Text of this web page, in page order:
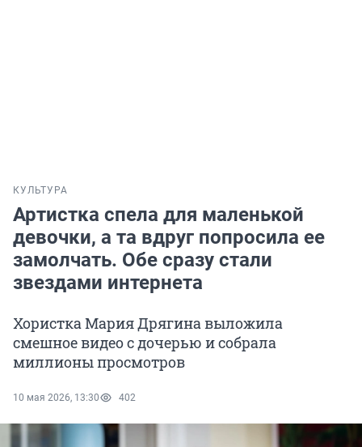
КУЛЬТУРА
Артистка спела для маленькой
девочки, а та вдруг попросила ее
замолчать. Обе сразу стали
звездами интернета
Хористка Мария Дрягина выложила
смешное видео с дочерью и собрала
миллионы просмотров
10 мая 2026, 13:30 402